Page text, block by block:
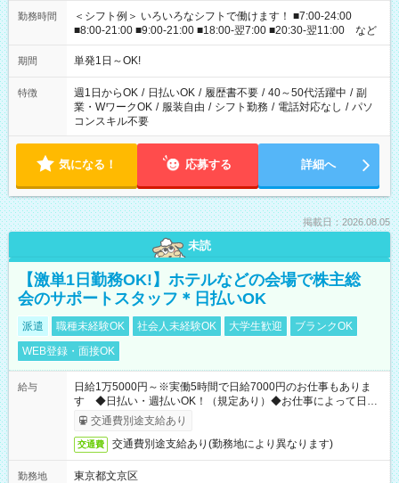
勤務時間
＜シフト例＞ いろいろなシフトで働けます！ ■7:00-24:00
■8:00-21:00 ■9:00-21:00 ■18:00-翌7:00 ■20:30-翌11:00 など
期間 単発1日～OK!
特徴 週1日からOK / 日払いOK / 履歴書不要 / 40～50代活躍中 / 副
業・WワークOK / 服装自由 / シフト勤務 / 電話対応なし / パソ
コンスキル不要
気になる！ 応募する 詳細へ
掲載日：2026.08.05
未読
【激単1日勤務OK!】ホテルなどの会場で株主総
会のサポートスタッフ＊日払いOK
派遣 職種未経験OK 社会人未経験OK 大学生歓迎
ブランクOK
WEB登録・面接OK
給与
日給1万5000円～※実働5時間で日給7000円のお仕事もありま
す ◆日払い・週払いOK！（規定あり）◆お仕事によって日給
も異なります
交通費別途支給あり
交通費 交通費別途支給あり(勤務地により異なります)
勤務地
東京都文京区